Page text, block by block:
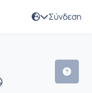
Σύνδεση